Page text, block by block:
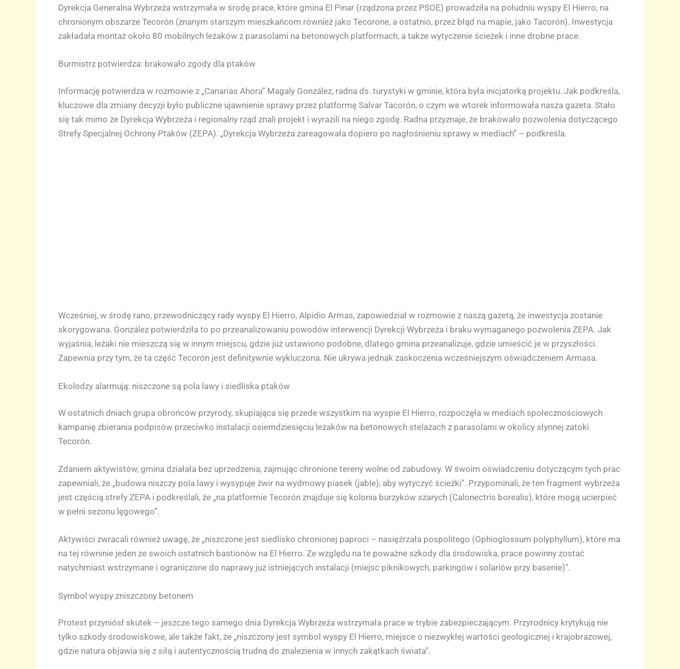
Dyrekcja Generalna Wybrzeża wstrzymała w środę prace, które gmina El Pinar (rządzona przez PSOE) prowadziła na południu wyspy El Hierro, na
chronionym obszarze Tecorón (znanym starszym mieszkańcom również jako Tecorone, a ostatnio, przez błąd na mapie, jako Tacorón). Inwestycja
zakładała montaż około 80 mobilnych leżaków z parasolami na betonowych platformach, a także wytyczenie ścieżek i inne drobne prace.
Burmistrz potwierdza: brakowało zgody dla ptaków
Informację potwierdza w rozmowie z „Canarias Ahora” Magaly González, radna ds. turystyki w gminie, która była inicjatorką projektu. Jak podkreśla,
kluczowe dla zmiany decyzji było publiczne ujawnienie sprawy przez platformę Salvar Tacorón, o czym we wtorek informowała nasza gazeta. Stało
się tak mimo że Dyrekcja Wybrzeża i regionalny rząd znali projekt i wyrazili na niego zgodę. Radna przyznaje, że brakowało pozwolenia dotyczącego
Strefy Specjalnej Ochrony Ptaków (ZEPA). „Dyrekcja Wybrzeża zareagowała dopiero po nagłośnieniu sprawy w mediach” – podkreśla.
Wcześniej, w środę rano, przewodniczący rady wyspy El Hierro, Alpidio Armas, zapowiedział w rozmowie z naszą gazetą, że inwestycja zostanie
skorygowana. González potwierdziła to po przeanalizowaniu powodów interwencji Dyrekcji Wybrzeża i braku wymaganego pozwolenia ZEPA. Jak
wyjaśnia, leżaki nie mieszczą się w innym miejscu, gdzie już ustawiono podobne, dlatego gmina przeanalizuje, gdzie umieścić je w przyszłości.
Zapewnia przy tym, że ta część Tecorón jest definitywnie wykluczona. Nie ukrywa jednak zaskoczenia wcześniejszym oświadczeniem Armasa.
Ekolodzy alarmują: niszczone są pola lawy i siedliska ptaków
W ostatnich dniach grupa obrońców przyrody, skupiająca się przede wszystkim na wyspie El Hierro, rozpoczęła w mediach społecznościowych
kampanię zbierania podpisów przeciwko instalacji osiemdziesięciu leżaków na betonowych stelażach z parasolami w okolicy słynnej zatoki
Tecorón.
Zdaniem aktywistów, gmina działała bez uprzedzenia, zajmując chronione tereny wolne od zabudowy. W swoim oświadczeniu dotyczącym tych prac
zapewniali, że „budowa niszczy pola lawy i wysypuje żwir na wydmowy piasek (jable), aby wytyczyć ścieżki”. Przypominali, że ten fragment wybrzeża
jest częścią strefy ZEPA i podkreślali, że „na platformie Tecorón znajduje się kolonia burzyków szarych (Calonectris borealis), które mogą ucierpieć
w pełni sezonu lęgowego”.
Aktywiści zwracali również uwagę, że „niszczone jest siedlisko chronionej paproci – nasięźrzała pospolitego (Ophioglossum polyphyllum), które ma
na tej równinie jeden ze swoich ostatnich bastionów na El Hierro. Ze względu na te poważne szkody dla środowiska, prace powinny zostać
natychmiast wstrzymane i ograniczone do naprawy już istniejących instalacji (miejsc piknikowych, parkingów i solariów przy basenie)”.
Symbol wyspy zniszczony betonem
Protest przyniósł skutek – jeszcze tego samego dnia Dyrekcja Wybrzeża wstrzymała prace w trybie zabezpieczającym. Przyrodnicy krytykują nie
tylko szkody środowiskowe, ale także fakt, że „niszczony jest symbol wyspy El Hierro, miejsce o niezwykłej wartości geologicznej i krajobrazowej,
gdzie natura objawia się z siłą i autentycznością trudną do znalezienia w innych zakątkach świata”.